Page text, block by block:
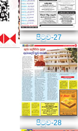
පිටුව-27
පිටුව-28